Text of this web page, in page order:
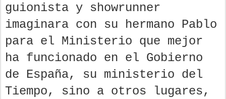
guionista y showrunner
imaginara con su hermano Pablo
para el Ministerio que mejor
ha funcionado en el Gobierno
de España, su ministerio del
Tiempo, sino a otros lugares,